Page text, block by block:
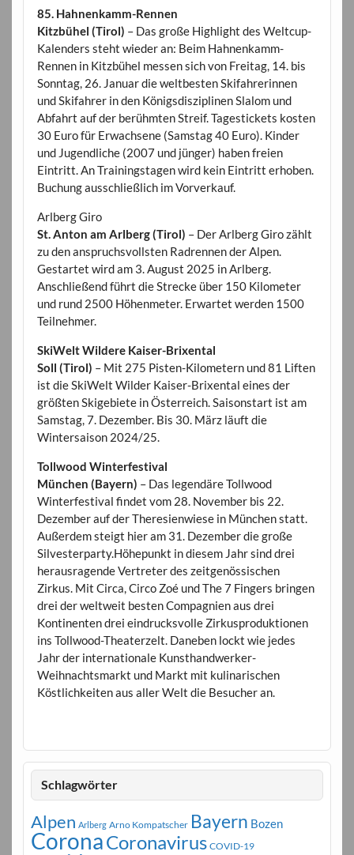
85. Hahnenkamm-Rennen
Kitzbühel (Tirol) – Das große Highlight des Weltcup-
Kalenders steht wieder an: Beim Hahnenkamm-
Rennen in Kitzbühel messen sich von Freitag, 14. bis
Sonntag, 26. Januar die weltbesten Skifahrerinnen
und Skifahrer in den Königsdisziplinen Slalom und
Abfahrt auf der berühmten Streif. Tagestickets kosten
30 Euro für Erwachsene (Samstag 40 Euro). Kinder
und Jugendliche (2007 und jünger) haben freien
Eintritt. An Trainingstagen wird kein Eintritt erhoben.
Buchung ausschließlich im Vorverkauf.
Arlberg Giro
St. Anton am Arlberg (Tirol) – Der Arlberg Giro zählt
zu den anspruchsvollsten Radrennen der Alpen.
Gestartet wird am 3. August 2025 in Arlberg.
Anschließend führt die Strecke über 150 Kilometer
und rund 2500 Höhenmeter. Erwartet werden 1500
Teilnehmer.
SkiWelt Wildere Kaiser-Brixental
Soll (Tirol) – Mit 275 Pisten-Kilometern und 81 Liften
ist die SkiWelt Wilder Kaiser-Brixental eines der
größten Skigebiete in Österreich. Saisonstart ist am
Samstag, 7. Dezember. Bis 30. März läuft die
Wintersaison 2024/25.
Tollwood Winterfestival
München (Bayern) – Das legendäre Tollwood
Winterfestival findet vom 28. November bis 22.
Dezember auf der Theresienwiese in München statt.
Außerdem steigt hier am 31. Dezember die große
Silvesterparty.Höhepunkt in diesem Jahr sind drei
herausragende Vertreter des zeitgenössischen
Zirkus. Mit Circa, Circo Zoé und The 7 Fingers bringen
drei der weltweit besten Compagnien aus drei
Kontinenten drei eindrucksvolle Zirkusproduktionen
ins Tollwood-Theaterzelt. Daneben lockt wie jedes
Jahr der internationale Kunsthandwerker-
Weihnachtsmarkt und Markt mit kulinarischen
Köstlichkeiten aus aller Welt die Besucher an.
Schlagwörter
Alpen Arlberg Arno Kompatscher Bayern Bozen
CoronaCoronavirus COVID-19